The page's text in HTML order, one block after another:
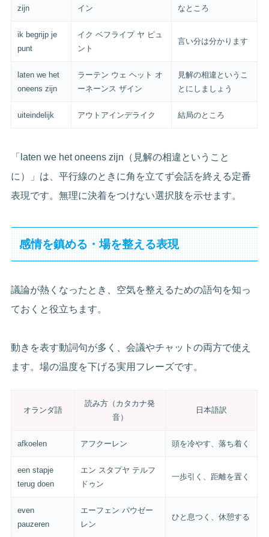
zijn
イン
なところ
ik begrijp je
punt
イク ベフライプ ヤ ピュ
ント
言い分は分かります
laten we het
oneens zijn
ラーテン ウェ ヘット オ
ーネーンス ザイン
見解の相違というこ
とにしましょう
uiteindelijk アウトアインデライク 結局のところ
「laten we het oneens zijn（見解の相違ということ
に）」は、平行線のときに角を立てず会話を終える定番
表現です。無理に決着をつけない選択肢を示せます。
感情を鎮める・場を整える表現
議論が熱くなったとき、空気を整えるための語句を知っ
ておくと役立ちます。
動きを表す動詞句が多く、会議やチャットの両方で使え
ます。場の温度を下げる実用フレーズです。
オランダ語
読み方（カタカナ発
音）
日本語訳
afkoelen アフクーレン 頭を冷やす、落ち着く
een stapje
terug doen
エン スタプヤ テルフ
ドゥン
一歩引く、距離を置く
even
pauzeren
エーフェン パウゼー
レン
ひと息つく、休憩する